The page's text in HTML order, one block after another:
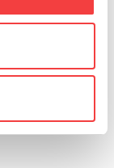
IQ
CONSOLE
Weiterlesen